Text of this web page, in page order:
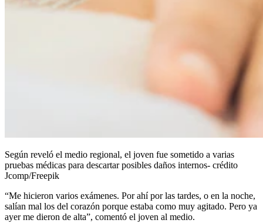
Según reveló el medio regional, el joven fue sometido a varias
pruebas médicas para descartar posibles daños internos- crédito
Jcomp/Freepik
“Me hicieron varios exámenes. Por ahí por las tardes, o en la noche,
salían mal los del corazón porque estaba como muy agitado. Pero ya
ayer me dieron de alta”, comentó el joven al medio.